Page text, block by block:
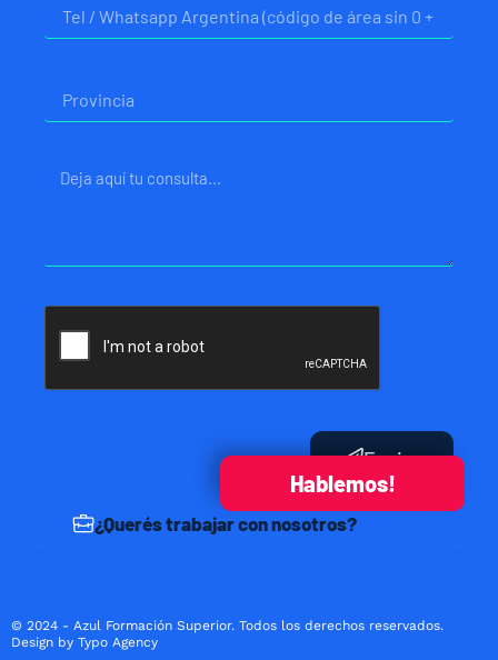
Hablemos!
¿Querés trabajar con nosotros?
Mensaje
Enviar
© 2024 - Azul Formación Superior. Todos los derechos reservados.
Design by Typo Agency